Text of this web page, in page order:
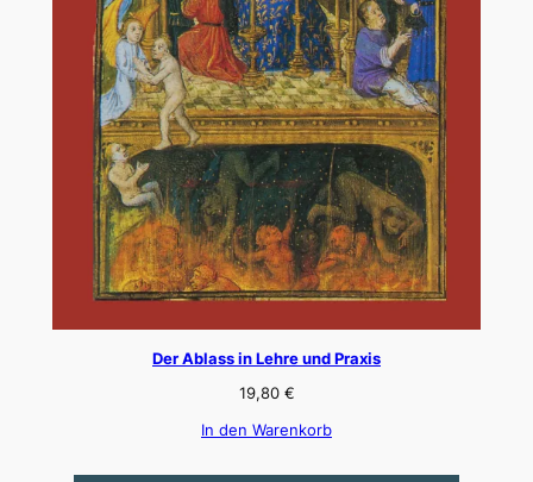
Der Ablass in Lehre und Praxis
19,80 €
In den Warenkorb